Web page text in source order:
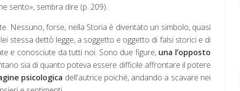
sento», sembra dire (p. 209).
Nessuno, forse, nella Storia è diventato un simbolo, quasi
stessa dettò legge, a soggetto e oggetto di falsi storici e di
e conosciute da tutti noi. Sono due figure, una l’opposto
sia di quanto poteva essere difficile affrontare il potere
psicologica dell'autrice poiché, andando a scavare nei